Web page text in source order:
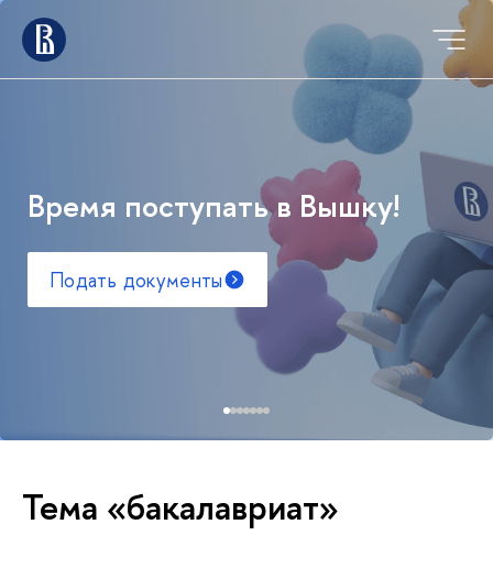
Время поступать в Вышку!
Подать документы
Тема «бакалавриат»